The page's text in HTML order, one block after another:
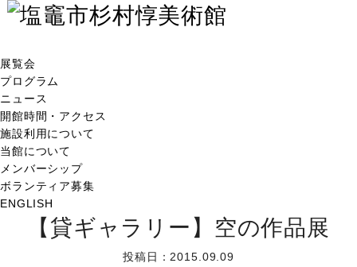
展覧会
プログラム
ニュース
開館時間・アクセス
施設利用について
当館について
メンバーシップ
ボランティア募集
ENGLISH
【貸ギャラリー】空の作品展
投稿日：2015.09.09